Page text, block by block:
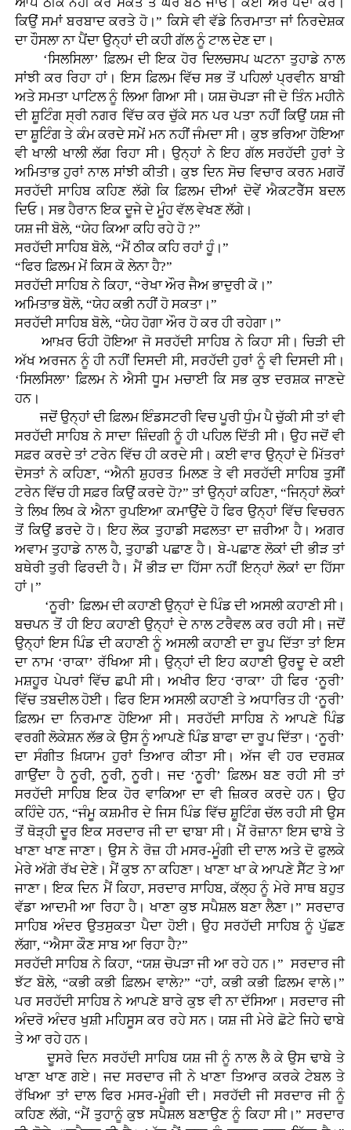
ਕਿਉਂ ਸਮਾਂ ਬਰਬਾਦ ਕਰਤੇ ਹੋ।” ਕਿਸੇ ਵੀ ਵੱਡੇ ਨਿਰਮਾਤਾ ਜਾਂ ਨਿਰਦੇਸ਼ਕ
ਦਾ ਹੌਸਲਾ ਨਾ ਪੈਂਦਾ ਉਨ੍ਹਾਂ ਦੀ ਕਹੀ ਗੱਲ ਨੂੰ ਟਾਲ ਦੇਣ ਦਾ।
‘ਸਿਲਸਿਲਾ’ ਫ਼ਿਲਮ ਦੀ ਇਕ ਹੋਰ ਦਿਲਚਸਪ ਘਟਨਾ ਤੁਹਾਡੇ ਨਾਲ
ਸਾਂਝੀ ਕਰ ਰਿਹਾ ਹਾਂ। ਇਸ ਫ਼ਿਲਮ ਵਿੱਚ ਸਭ ਤੋਂ ਪਹਿਲਾਂ ਪ੍ਰਵੀਨ ਬਾਬੀ
ਅਤੇ ਸਮਤਾ ਪਾਟਿਲ ਨੂੰ ਲਿਆ ਗਿਆ ਸੀ। ਯਸ਼ ਚੋਪੜਾ ਜੀ ਦੋ ਤਿੰਨ ਮਹੀਨੇ
ਦੀ ਸ਼ੂਟਿੰਗ ਸ੍ਰੀ ਨਗਰ ਵਿੱਚ ਕਰ ਚੁੱਕੇ ਸਨ ਪਰ ਪਤਾ ਨਹੀਂ ਕਿਉਂ ਯਸ਼ ਜੀ
ਦਾ ਸ਼ੂਟਿੰਗ ਤੇ ਕੰਮ ਕਰਦੇ ਸਮੇਂ ਮਨ ਨਹੀਂ ਜੰਮਦਾ ਸੀ। ਕੁਝ ਭਰਿਆ ਹੋਇਆ
ਵੀ ਖਾਲੀ ਖਾਲੀ ਲੱਗ ਰਿਹਾ ਸੀ। ਉਨ੍ਹਾਂ ਨੇ ਇਹ ਗੱਲ ਸਰਹੱਦੀ ਹੁਰਾਂ ਤੇ
ਅਮਿਤਾਭ ਹੁਰਾਂ ਨਾਲ ਸਾਂਝੀ ਕੀਤੀ। ਕੁਝ ਦਿਨ ਸੋਚ ਵਿਚਾਰ ਕਰਨ ਮਗਰੋਂ
ਸਰਹੱਦੀ ਸਾਹਿਬ ਕਹਿਣ ਲੱਗੇ ਕਿ ਫ਼ਿਲਮ ਦੀਆਂ ਦੋਵੇਂ ਐਕਟਰੈੱਸ ਬਦਲ
ਦਿਓ। ਸਭ ਹੈਰਾਨ ਇਕ ਦੂਜੇ ਦੇ ਮੂੰਹ ਵੱਲ ਵੇਖਣ ਲੱਗੇ।
ਯਸ਼ ਜੀ ਬੋਲੇ, “ਯੇਹ ਕਿਆ ਕਹਿ ਰਹੇ ਹੋ ?”
ਸਰਹੱਦੀ ਸਾਹਿਬ ਬੋਲੇ, “ਮੈਂ ਠੀਕ ਕਹਿ ਰਹਾਂ ਹੂੰ।”
“ਫਿਰ ਫ਼ਿਲਮ ਮੇਂ ਕਿਸ ਕੋ ਲੇਨਾ ਹੈ?”
ਸਰਹੱਦੀ ਸਾਹਿਬ ਨੇ ਕਿਹਾ, “ਰੇਖਾ ਔਰ ਜੈਅ ਭਾਦੁਰੀ ਕੋ।”
ਅਮਿਤਾਭ ਬੋਲੋ, “ਯੇਹ ਕਭੀ ਨਹੀਂ ਹੋ ਸਕਤਾ।”
ਸਰਹੱਦੀ ਸਾਹਿਬ ਬੋਲੇ, “ਯੇਹ ਹੋਗਾ ਔਰ ਹੋ ਕਰ ਹੀ ਰਹੇਗਾ।”
ਆਖ਼ਰ ਓਹੀ ਹੋਇਆ ਜੋ ਸਰਹੱਦੀ ਸਾਹਿਬ ਨੇ ਕਿਹਾ ਸੀ। ਚਿੜੀ ਦੀ
ਅੱਖ ਅਰਜਨ ਨੂੰ ਹੀ ਨਹੀਂ ਦਿਸਦੀ ਸੀ, ਸਰਹੱਦੀ ਹੁਰਾਂ ਨੂੰ ਵੀ ਦਿਸਦੀ ਸੀ।
‘ਸਿਲਸਿਲਾ’ ਫ਼ਿਲਮ ਨੇ ਐਸੀ ਧੂਮ ਮਚਾਈ ਕਿ ਸਭ ਕੁਝ ਦਰਸ਼ਕ ਜਾਣਦੇ
ਹਨ।
ਜਦੋਂ ਉਨ੍ਹਾਂ ਦੀ ਫ਼ਿਲਮ ਇੰਡਸਟਰੀ ਵਿਚ ਪੂਰੀ ਧੁੰਮ ਪੈ ਚੁੱਕੀ ਸੀ ਤਾਂ ਵੀ
ਸਰਹੱਦੀ ਸਾਹਿਬ ਨੇ ਸਾਦਾ ਜ਼ਿੰਦਗੀ ਨੂੰ ਹੀ ਪਹਿਲ ਦਿੱਤੀ ਸੀ। ਉਹ ਜਦੋਂ ਵੀ
ਸਫ਼ਰ ਕਰਦੇ ਤਾਂ ਟਰੇਨ ਵਿੱਚ ਹੀ ਕਰਦੇ ਸੀ। ਕਈ ਵਾਰ ਉਨ੍ਹਾਂ ਦੇ ਮਿੱਤਰਾਂ
ਦੋਸਤਾਂ ਨੇ ਕਹਿਣਾ, “ਐਨੀ ਸ਼ੁਹਰਤ ਮਿਲਣ ਤੇ ਵੀ ਸਰਹੱਦੀ ਸਾਹਿਬ ਤੁਸੀਂ
ਟਰੇਨ ਵਿੱਚ ਹੀ ਸਫ਼ਰ ਕਿਉਂ ਕਰਦੇ ਹੋ?” ਤਾਂ ਉਨ੍ਹਾਂ ਕਹਿਣਾ, “ਜਿਨ੍ਹਾਂ ਲੋਕਾਂ
ਤੇ ਲਿਖ ਲਿਖ ਕੇ ਐਨਾ ਰੁਪਇਆ ਕਮਾਉਂਦੇ ਹੋ ਫਿਰ ਉਨ੍ਹਾਂ ਵਿੱਚ ਵਿਚਰਨ
ਤੋਂ ਕਿਉਂ ਡਰਦੇ ਹੋ। ਇਹ ਲੋਕ ਤੁਹਾਡੀ ਸਫਲਤਾ ਦਾ ਜ਼ਰੀਆ ਹੈ। ਅਗਰ
ਅਵਾਮ ਤੁਹਾਡੇ ਨਾਲ ਹੈ, ਤੁਹਾਡੀ ਪਛਾਣ ਹੈ। ਬੇ-ਪਛਾਣ ਲੋਕਾਂ ਦੀ ਭੀੜ ਤਾਂ
ਬਥੇਰੀ ਤੁਰੀ ਫਿਰਦੀ ਹੈ। ਮੈਂ ਭੀੜ ਦਾ ਹਿੱਸਾ ਨਹੀਂ ਇਨ੍ਹਾਂ ਲੋਕਾਂ ਦਾ ਹਿੱਸਾ
ਹਾਂ।”
‘ਨੂਰੀ’ ਫ਼ਿਲਮ ਦੀ ਕਹਾਣੀ ਉਨ੍ਹਾਂ ਦੇ ਪਿੰਡ ਦੀ ਅਸਲੀ ਕਹਾਣੀ ਸੀ।
ਬਚਪਨ ਤੋਂ ਹੀ ਇਹ ਕਹਾਣੀ ਉਨ੍ਹਾਂ ਦੇ ਨਾਲ ਟਰੈਵਲ ਕਰ ਰਹੀ ਸੀ। ਜਦੋਂ
ਉਨ੍ਹਾਂ ਇਸ ਪਿੰਡ ਦੀ ਕਹਾਣੀ ਨੂੰ ਅਸਲੀ ਕਹਾਣੀ ਦਾ ਰੂਪ ਦਿੱਤਾ ਤਾਂ ਇਸ
ਦਾ ਨਾਮ ‘ਰਾਕਾ’ ਰੱਖਿਆ ਸੀ। ਉਨ੍ਹਾਂ ਦੀ ਇਹ ਕਹਾਣੀ ਉਰਦੂ ਦੇ ਕਈ
ਮਸ਼ਹੂਰ ਪੇਪਰਾਂ ਵਿੱਚ ਛਪੀ ਸੀ। ਅਖੀਰ ਇਹ ‘ਰਾਕਾ’ ਹੀ ਫਿਰ ‘ਨੂਰੀ’
ਵਿੱਚ ਤਬਦੀਲ ਹੋਈ। ਫਿਰ ਇਸ ਅਸਲੀ ਕਹਾਣੀ ਤੇ ਅਧਾਰਿਤ ਹੀ ‘ਨੂਰੀ’
ਫ਼ਿਲਮ ਦਾ ਨਿਰਮਾਣ ਹੋਇਆ ਸੀ। ਸਰਹੱਦੀ ਸਾਹਿਬ ਨੇ ਆਪਣੇ ਪਿੰਡ
ਵਰਗੀ ਲੋਕੇਸ਼ਨ ਲੱਭ ਕੇ ਉਸ ਨੂੰ ਆਪਣੇ ਪਿੰਡ ਬਾਫਾ ਦਾ ਰੂਪ ਦਿੱਤਾ। ‘ਨੂਰੀ’
ਦਾ ਸੰਗੀਤ ਖ਼ਿਯਾਮ ਹੁਰਾਂ ਤਿਆਰ ਕੀਤਾ ਸੀ। ਅੱਜ ਵੀ ਹਰ ਦਰਸ਼ਕ
ਗਾਉਂਦਾ ਹੈ ਨੂਰੀ, ਨੂਰੀ, ਨੂਰੀ। ਜਦ ‘ਨੂਰੀ’ ਫ਼ਿਲਮ ਬਣ ਰਹੀ ਸੀ ਤਾਂ
ਸਰਹੱਦੀ ਸਾਹਿਬ ਇਕ ਹੋਰ ਵਾਕਿਆ ਦਾ ਵੀ ਜ਼ਿਕਰ ਕਰਦੇ ਹਨ। ਉਹ
ਕਹਿੰਦੇ ਹਨ, “ਜੰਮੂ ਕਸ਼ਮੀਰ ਦੇ ਜਿਸ ਪਿੰਡ ਵਿੱਚ ਸ਼ੂਟਿੰਗ ਚੱਲ ਰਹੀ ਸੀ ਉਸ
ਤੋਂ ਥੋੜ੍ਹੀ ਦੂਰ ਇਕ ਸਰਦਾਰ ਜੀ ਦਾ ਢਾਬਾ ਸੀ। ਮੈਂ ਰੋਜ਼ਾਨਾ ਇਸ ਢਾਬੇ ਤੇ
ਖਾਣਾ ਖਾਣ ਜਾਣਾ। ਉਸ ਨੇ ਰੋਜ਼ ਹੀ ਮਸਰ-ਮੂੰਗੀ ਦੀ ਦਾਲ ਅਤੇ ਦੋ ਫੁਲਕੇ
ਮੇਰੇ ਅੱਗੇ ਰੱਖ ਦੇਣੇ। ਮੈਂ ਕੁਝ ਨਾ ਕਹਿਣਾ। ਖਾਣਾ ਖਾ ਕੇ ਆਪਣੇ ਸੈੱਟ ਤੇ ਆ
ਜਾਣਾ। ਇਕ ਦਿਨ ਮੈਂ ਕਿਹਾ, ਸਰਦਾਰ ਸਾਹਿਬ, ਕੱਲ੍ਹ ਨੂੰ ਮੇਰੇ ਸਾਥ ਬਹੁਤ
ਵੱਡਾ ਆਦਮੀ ਆ ਰਿਹਾ ਹੈ। ਖਾਣਾ ਕੁਝ ਸਪੈਸ਼ਲ ਬਣਾ ਲੈਣਾ।” ਸਰਦਾਰ
ਸਾਹਿਬ ਅੰਦਰ ਉਤਸੁਕਤਾ ਪੈਦਾ ਹੋਈ। ਉਹ ਸਰਹੱਦੀ ਸਾਹਿਬ ਨੂੰ ਪੁੱਛਣ
ਲੱਗਾ, “ਐਸਾ ਕੌਣ ਸਾਬ ਆ ਰਿਹਾ ਹੈ?”
ਸਰਹੱਦੀ ਸਾਹਿਬ ਨੇ ਕਿਹਾ, “ਯਸ਼ ਚੋਪੜਾ ਜੀ ਆ ਰਹੇ ਹਨ।” ਸਰਦਾਰ ਜੀ
ਝੱਟ ਬੋਲੇ, “ਕਭੀ ਕਭੀ ਫ਼ਿਲਮ ਵਾਲੇ?” “ਹਾਂ, ਕਭੀ ਕਭੀ ਫ਼ਿਲਮ ਵਾਲੇ।”
ਪਰ ਸਰਹੱਦੀ ਸਾਹਿਬ ਨੇ ਆਪਣੇ ਬਾਰੇ ਕੁਝ ਵੀ ਨਾ ਦੱਸਿਆ। ਸਰਦਾਰ ਜੀ
ਅੰਦਰੋ ਅੰਦਰ ਖੁਸ਼ੀ ਮਹਿਸੂਸ ਕਰ ਰਹੇ ਸਨ। ਯਸ਼ ਜੀ ਮੇਰੇ ਛੋਟੇ ਜਿਹੇ ਢਾਬੇ
ਤੇ ਆ ਰਹੇ ਹਨ।
ਦੂਸਰੇ ਦਿਨ ਸਰਹੱਦੀ ਸਾਹਿਬ ਯਸ਼ ਜੀ ਨੂੰ ਨਾਲ ਲੈ ਕੇ ਉਸ ਢਾਬੇ ਤੇ
ਖਾਣਾ ਖਾਣ ਗਏ। ਜਦ ਸਰਦਾਰ ਜੀ ਨੇ ਖਾਣਾ ਤਿਆਰ ਕਰਕੇ ਟੇਬਲ ਤੇ
ਰੱਖਿਆ ਤਾਂ ਦਾਲ ਫਿਰ ਮਸਰ-ਮੂੰਗੀ ਦੀ। ਸਰਹੱਦੀ ਜੀ ਸਰਦਾਰ ਜੀ ਨੂੰ
ਕਹਿਣ ਲੱਗੇ, “ਮੈਂ ਤੁਹਾਨੂੰ ਕੁਝ ਸਪੈਸ਼ਲ ਬਣਾਉਣ ਨੂੰ ਕਿਹਾ ਸੀ।” ਸਰਦਾਰ